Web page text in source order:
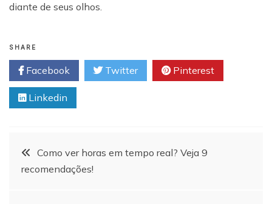
diante de seus olhos.
SHARE
Facebook Twitter Pinterest
Linkedin
Navegação
Como ver horas em tempo real? Veja 9
recomendações!